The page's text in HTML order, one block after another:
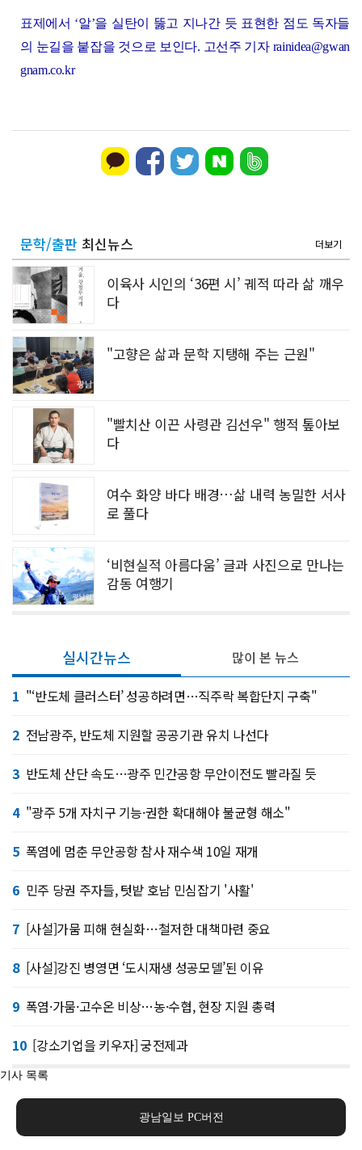
표제에서 ‘알’을 실탄이 뚫고 지나간 듯 표현한 점도 독자들
의 눈길을 붙잡을 것으로 보인다. 고선주 기자 rainidea@gwan
gnam.co.kr
문학/출판 최신뉴스 더보기
이육사 시인의 ‘36편 시’ 궤적 따라 삶 깨우
다
"고향은 삶과 문학 지탱해 주는 근원"
"빨치산 이끈 사령관 김선우" 행적 톺아보
다
여수 화양 바다 배경…삶 내력 농밀한 서사
로 풀다
‘비현실적 아름다움’ 글과 사진으로 만나는
감동 여행기
실시간뉴스
1 "‘반도체 클러스터’ 성공하려면…직주락 복합단지 구축"
2 전남광주, 반도체 지원할 공공기관 유치 나선다
3 반도체 산단 속도…광주 민간공항 무안이전도 빨라질 듯
4 "광주 5개 자치구 기능·권한 확대해야 불균형 해소"
5 폭염에 멈춘 무안공항 참사 재수색 10일 재개
6 민주 당권 주자들, 텃밭 호남 민심잡기 '사활'
7 [사설]가뭄 피해 현실화…철저한 대책마련 중요
8 [사설]강진 병영면 ‘도시재생 성공모델’된 이유
9 폭염·가뭄·고수온 비상…농·수협, 현장 지원 총력
10 [강소기업을 키우자] 궁전제과
많이 본 뉴스
기사 목록
광남일보 PC버전